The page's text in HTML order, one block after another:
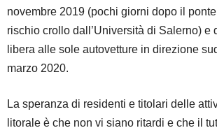
novembre 2019 (pochi giorni dopo il
rischio crollo dall’Università di Salerno) e
libera alle sole autovetture in direzione
marzo 2020.
La speranza di residenti e titolari delle
litorale è che non vi siano ritardi e che il